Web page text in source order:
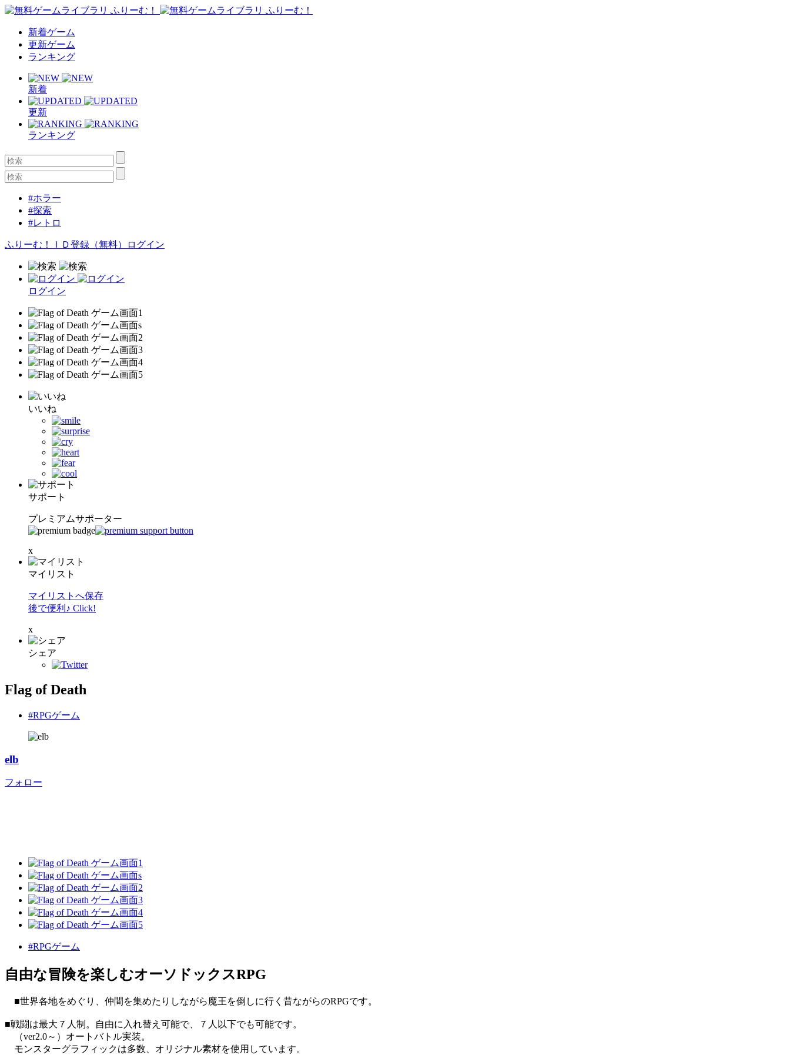
新着ゲーム
更新ゲーム
ランキング
新着
更新
ランキング
#ホラー
#探索
#レトロ
ふりーむ！ＩＤ登録（無料） ログイン
ログイン
いいね
サポート
プレミアムサポーター
x
マイリスト
マイリストへ保存
後で便利♪ Click!
x
シェア
Flag of Death
#RPGゲーム
elb
フォロー
#RPGゲーム
自由な冒険を楽しむオーソドックスRPG
■世界各地をめぐり、仲間を集めたりしながら魔王を倒しに行く昔ながらのRPGです。
■戦闘は最大７人制。自由に入れ替え可能で、７人以下でも可能です。
（ver2.0～）オートバトル実装。
モンスターグラフィックは多数、オリジナル素材を使用しています。